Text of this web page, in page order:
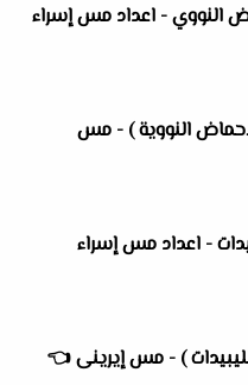
النووي - اعداد مس إسراء
النووية ) - مس
- اعداد مس إسراء
) - مس إيرينى👈